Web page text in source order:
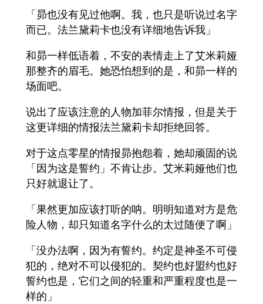
「昴也没有见过他啊。我，也只是听说过名字
而已。法兰黛莉卡也没有详细地告诉我」
和昴一样低语着，不安的表情走上了艾米莉娅
那整齐的眉毛。她恐怕想到的是，和昴一样的
场面吧。
说出了应该注意的人物加菲尔情报，但是关于
这更详细的情报法兰黛莉卡却拒绝回答。
对于这点零星的情报昴抱怨着，她却顽固的说
「因为这是誓约」不肯让步。艾米莉娅他们也
只好就退让了。
「果然更加应该打听的呐。明明知道对方是危
险人物，却只知道名字什么的太过随便了啊」
「没办法啊，因为有誓约。约定是神圣不可侵
犯的，绝对不可以侵犯的。契约也好盟约也好
誓约也是，它们之间的轻重和严重程度也是一
样的」